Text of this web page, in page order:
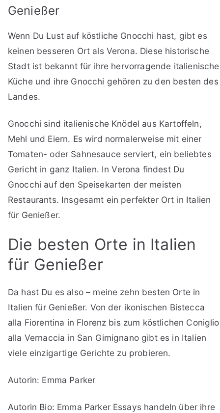
Genießer
Wenn Du Lust auf köstliche Gnocchi hast, gibt es
keinen besseren Ort als Verona. Diese historische
Stadt ist bekannt für ihre hervorragende italienische
Küche und ihre Gnocchi gehören zu den besten des
Landes.
Gnocchi sind italienische Knödel aus Kartoffeln,
Mehl und Eiern. Es wird normalerweise mit einer
Tomaten- oder Sahnesauce serviert, ein beliebtes
Gericht in ganz Italien. In Verona findest Du
Gnocchi auf den Speisekarten der meisten
Restaurants. Insgesamt ein perfekter Ort in Italien
für Genießer.
Die besten Orte in Italien
für Genießer
Da hast Du es also – meine zehn besten Orte in
Italien für Genießer. Von der ikonischen Bistecca
alla Fiorentina in Florenz bis zum köstlichen Coniglio
alla Vernaccia in San Gimignano gibt es in Italien
viele einzigartige Gerichte zu probieren.
Autorin: Emma Parker
Autorin Bio: Emma Parker Essays handeln über ihre